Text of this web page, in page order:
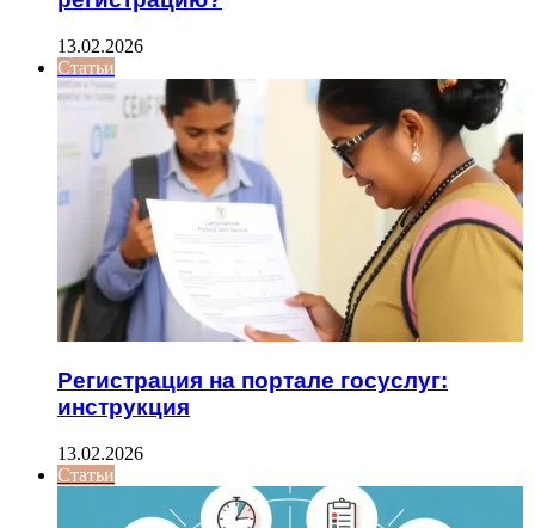
13.02.2026
Статьи
Регистрация на портале госуслуг:
инструкция
13.02.2026
Статьи